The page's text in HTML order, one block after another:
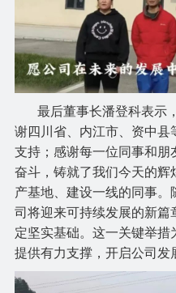
最后董事长潘登科表示
谢四川省、内江市、资中县
支持；感谢每一位同事和
奋斗，铸就了我们今天的辉
产基地、建设一线的同事
司将迎来可持续发展的新篇
定坚实基础。这一关键举
提供有力支撑，开启公司发